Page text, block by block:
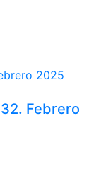
Febrero